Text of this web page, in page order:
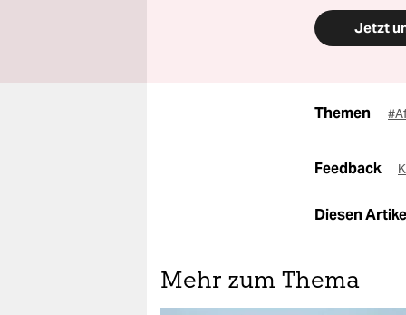
Jetzt
Themen
Feedback
Diesen
Mehr zum Thema